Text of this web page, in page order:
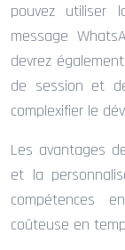
pouvez utiliser
message
devrez
de session et
complexifier le
Les avantages
et la
compétences
coûteuse en